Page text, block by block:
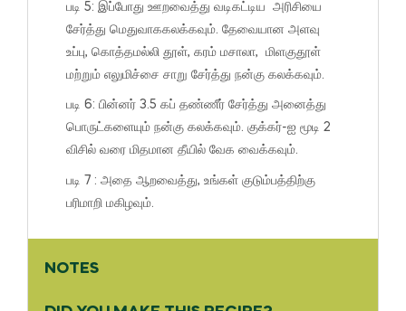
படி 5: இப்போது ஊறவைத்து வடிகட்டிய அரிசியை
சேர்த்து மெதுவாககலக்கவும். தேவையான அளவு
உப்பு, கொத்தமல்லி தூள், கரம் மசாலா, மிளகுதூள்
மற்றும் எலுமிச்சை சாறு சேர்த்து நன்கு கலக்கவும்.
படி 6: பின்னர் 3.5 கப் தண்ணீர் சேர்த்து அனைத்து
பொருட்களையும் நன்கு கலக்கவும். குக்கர்-ஐ மூடி 2
விசில் வரை மிதமான தீயில் வேக வைக்கவும்.
படி 7 : அதை ஆறவைத்து, உங்கள் குடும்பத்திற்கு
பரிமாறி மகிழவும்.
NOTES